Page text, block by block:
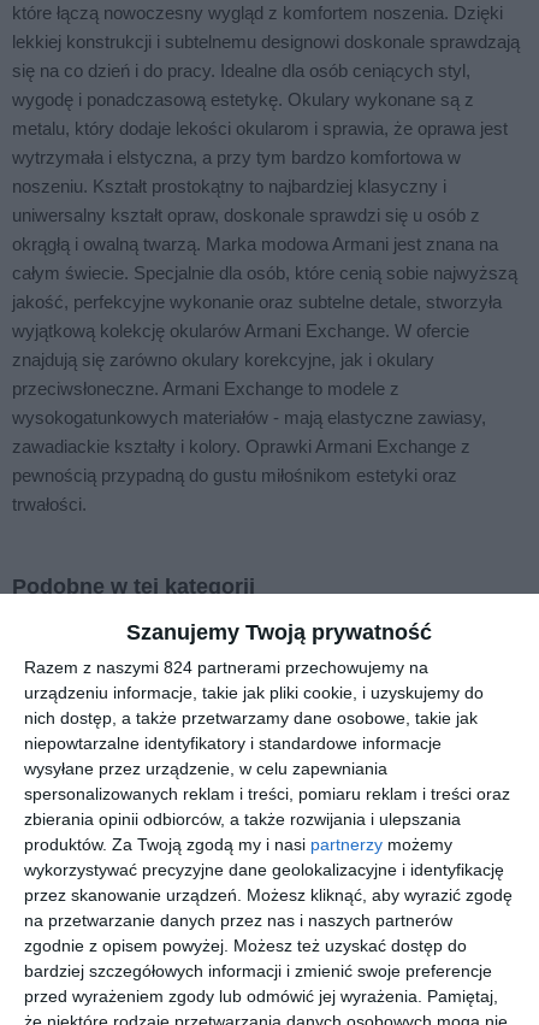
Szanujemy Twoją prywatność
Razem z naszymi 824 partnerami przechowujemy na
urządzeniu informacje, takie jak pliki cookie, i uzyskujemy do
nich dostęp, a także przetwarzamy dane osobowe, takie jak
niepowtarzalne identyfikatory i standardowe informacje
wysyłane przez urządzenie, w celu zapewniania
spersonalizowanych reklam i treści, pomiaru reklam i treści oraz
zbierania opinii odbiorców, a także rozwijania i ulepszania
produktów. Za Twoją zgodą my i nasi partnerzy możemy
wykorzystywać precyzyjne dane geolokalizacyjne i identyfikację
przez skanowanie urządzeń. Możesz kliknąć, aby wyrazić zgodę
na przetwarzanie danych przez nas i naszych partnerów
zgodnie z opisem powyżej. Możesz też uzyskać dostęp do
bardziej szczegółowych informacji i zmienić swoje preferencje
przed wyrażeniem zgody lub odmówić jej wyrażenia.
Pamiętaj,
że niektóre rodzaje przetwarzania danych osobowych mogą nie
które łączą nowoczesny wygląd z komfortem noszenia. Dzięki
lekkiej konstrukcji i subtelnemu designowi doskonale sprawdzają
się na co dzień i do pracy. Idealne dla osób ceniących styl,
wygodę i ponadczasową estetykę. Okulary wykonane są z
metalu, który dodaje lekości okularom i sprawia, że oprawa jest
wytrzymała i elstyczna, a przy tym bardzo komfortowa w
noszeniu. Kształt prostokątny to najbardziej klasyczny i
uniwersalny kształt opraw, doskonale sprawdzi się u osób z
okrągłą i owalną twarzą. Marka modowa Armani jest znana na
całym świecie. Specjalnie dla osób, które cenią sobie najwyższą
jakość, perfekcyjne wykonanie oraz subtelne detale, stworzyła
wyjątkową kolekcję okularów Armani Exchange. W ofercie
znajdują się zarówno okulary korekcyjne, jak i okulary
przeciwsłoneczne. Armani Exchange to modele z
wysokogatunkowych materiałów - mają elastyczne zawiasy,
zawadiackie kształty i kolory. Oprawki Armani Exchange z
pewnością przypadną do gustu miłośnikom estetyki oraz
trwałości.
Podobne w tej kategorii
RAY BAN
0RX5440
500,
00
przejdź do
EMPORIO
ARMANI
0EA3248
5017 583 ,
20
przejdź do
sklepu
RAY-BAN
0RX2241V
8362 ICON
705 ,
00
przejdź do
sklepu
FERRARI
0FZ8002U
501
328,
30
przejdź do
sklepu